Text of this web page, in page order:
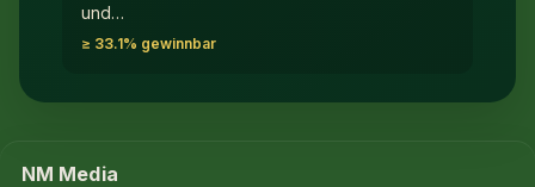
und…
≥ 33.1% gewinnbar
NM Media